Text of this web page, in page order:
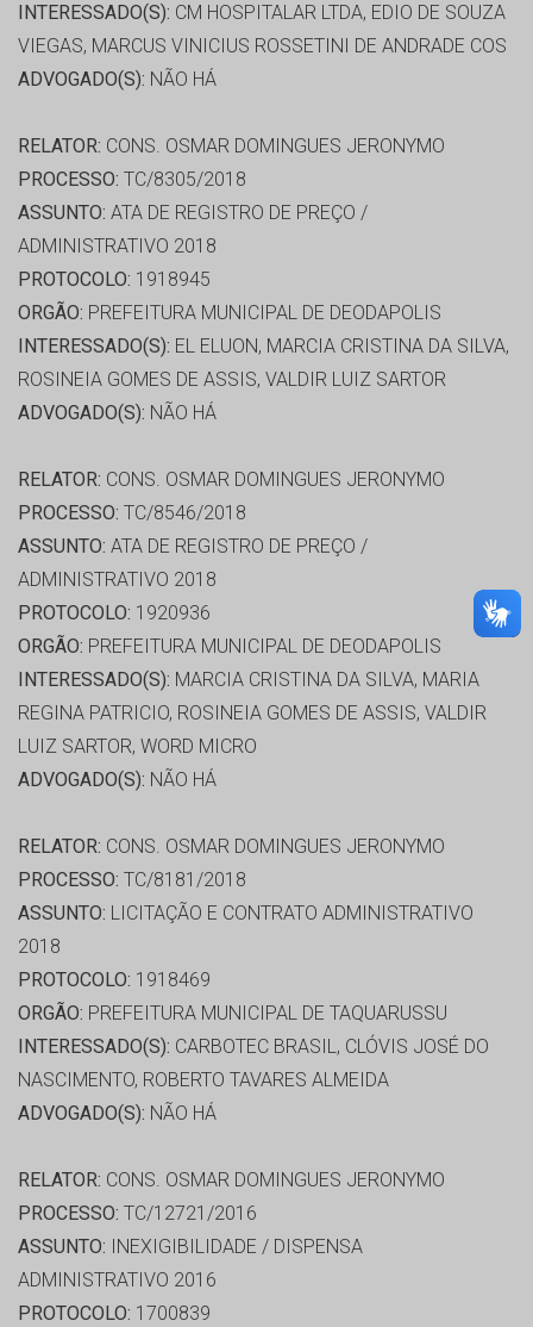
INTERESSADO(S): CM HOSPITALAR LTDA, EDIO DE SOUZA
VIEGAS, MARCUS VINICIUS ROSSETINI DE ANDRADE COS
ADVOGADO(S): NÃO HÁ
RELATOR: CONS. OSMAR DOMINGUES JERONYMO
PROCESSO: TC/8305/2018
ASSUNTO: ATA DE REGISTRO DE PREÇO /
ADMINISTRATIVO 2018
PROTOCOLO: 1918945
ORGÃO: PREFEITURA MUNICIPAL DE DEODAPOLIS
INTERESSADO(S): EL ELUON, MARCIA CRISTINA DA SILVA,
ROSINEIA GOMES DE ASSIS, VALDIR LUIZ SARTOR
ADVOGADO(S): NÃO HÁ
RELATOR: CONS. OSMAR DOMINGUES JERONYMO
PROCESSO: TC/8546/2018
ASSUNTO: ATA DE REGISTRO DE PREÇO /
ADMINISTRATIVO 2018
PROTOCOLO: 1920936
ORGÃO: PREFEITURA MUNICIPAL DE DEODAPOLIS
INTERESSADO(S): MARCIA CRISTINA DA SILVA, MARIA
REGINA PATRICIO, ROSINEIA GOMES DE ASSIS, VALDIR
LUIZ SARTOR, WORD MICRO
ADVOGADO(S): NÃO HÁ
RELATOR: CONS. OSMAR DOMINGUES JERONYMO
PROCESSO: TC/8181/2018
ASSUNTO: LICITAÇÃO E CONTRATO ADMINISTRATIVO
2018
PROTOCOLO: 1918469
ORGÃO: PREFEITURA MUNICIPAL DE TAQUARUSSU
INTERESSADO(S): CARBOTEC BRASIL, CLÓVIS JOSÉ DO
NASCIMENTO, ROBERTO TAVARES ALMEIDA
ADVOGADO(S): NÃO HÁ
RELATOR: CONS. OSMAR DOMINGUES JERONYMO
PROCESSO: TC/12721/2016
ASSUNTO: INEXIGIBILIDADE / DISPENSA
ADMINISTRATIVO 2016
PROTOCOLO: 1700839